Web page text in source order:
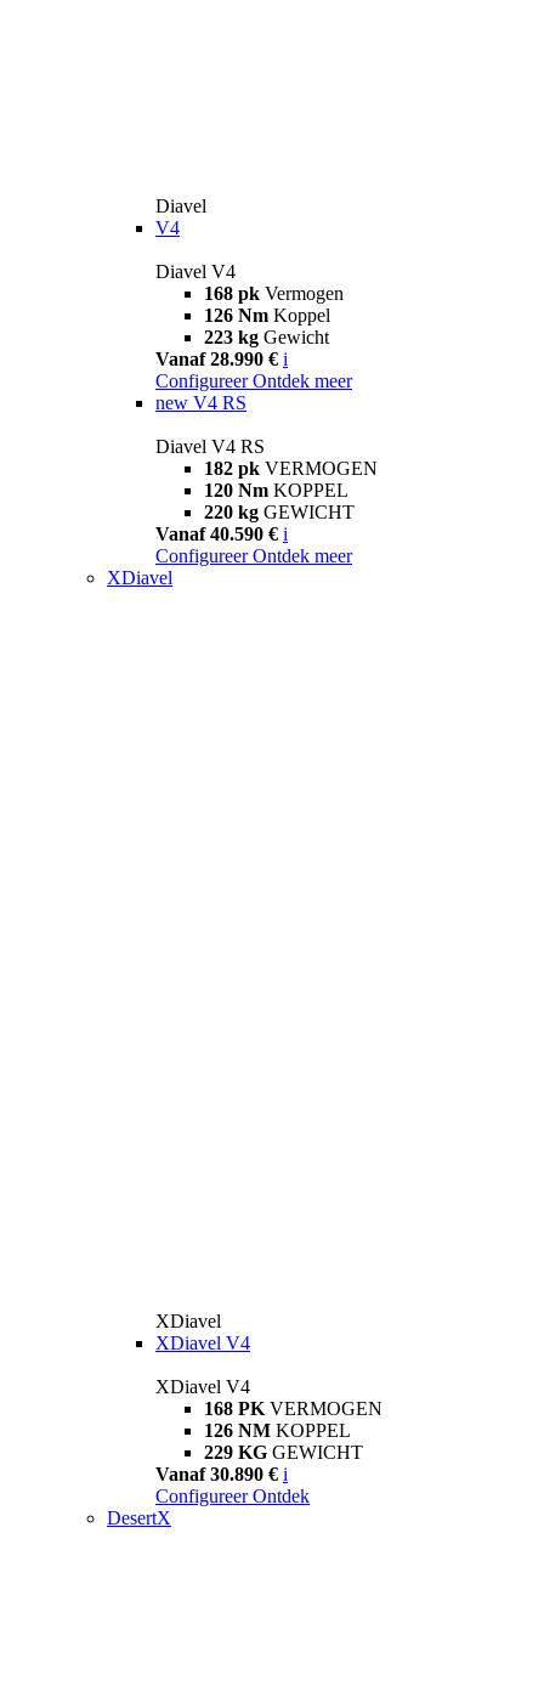
Diavel
V4
Diavel V4
168 pk Vermogen
126 Nm Koppel
223 kg Gewicht
Vanaf 28.990 € i
Configureer Ontdek meer
new V4 RS
Diavel V4 RS
182 pk VERMOGEN
120 Nm KOPPEL
220 kg GEWICHT
Vanaf 40.590 € i
Configureer Ontdek meer
XDiavel
XDiavel
XDiavel V4
XDiavel V4
168 PK VERMOGEN
126 NM KOPPEL
229 KG GEWICHT
Vanaf 30.890 € i
Configureer Ontdek
DesertX